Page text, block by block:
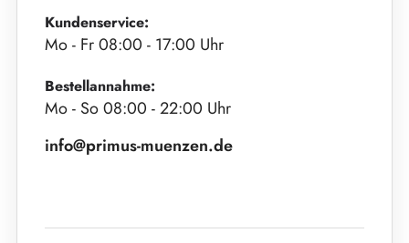
Kundenservice:
Mo - Fr 08:00 - 17:00 Uhr
Bestellannahme:
Mo - So 08:00 - 22:00 Uhr
info@primus-muenzen.de